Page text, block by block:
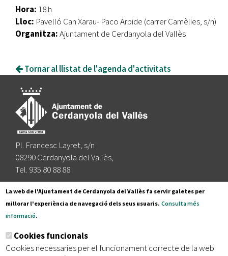
Hora: 18 h
Lloc: Pavelló Can Xarau- Paco Arpide (carrer Camèlies, s/n)
Organitza:Ajuntament de Cerdanyola del Vallès
Tornar al llistat de l'agenda d'activitats
Pl. Francesc Layret, s/n
08290 Cerdanyola del Vallès,
Tel. 935 80 88 88
Segueix-nos a:
Subscriu-te al nostre butlletí
La web de l'Ajuntament de Cerdanyola del Vallès fa servir galetes per
millorar l'experiència de navegació dels seus usuaris. Consulta més
informació.
Cookies funcionals
Cookies necessaries per el funcionament correcte de la web